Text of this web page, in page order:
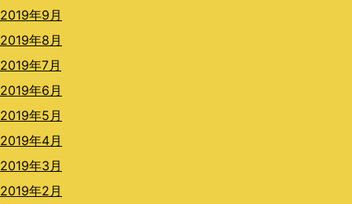
2019年9月
2019年8月
2019年7月
2019年6月
2019年5月
2019年4月
2019年3月
2019年2月